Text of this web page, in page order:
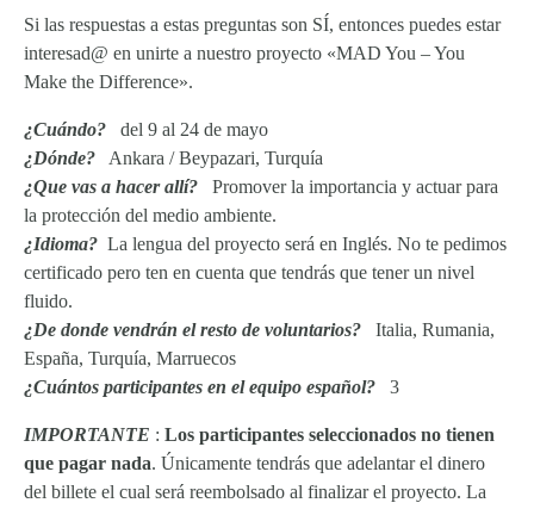
Si las respuestas a estas preguntas son SÍ, entonces puedes estar
interesad@ en unirte a nuestro proyecto «MAD You – You
Make the Difference».
¿Cuándo? del 9 al 24 de mayo
¿Dónde? Ankara / Beypazari, Turquía
¿Que vas a hacer allí? Promover la importancia y actuar para
la protección del medio ambiente.
¿Idioma? La lengua del proyecto será en Inglés. No te pedimos
certificado pero ten en cuenta que tendrás que tener un nivel
fluido.
¿De donde vendrán el resto de voluntarios?
Italia, Rumania,
España, Turquía, Marruecos
¿Cuántos participantes en el equipo español? 3
IMPORTANTE : Los participantes seleccionados no tienen
que pagar nada. Únicamente tendrás que adelantar el dinero
del billete el cual será reembolsado al finalizar el proyecto. La